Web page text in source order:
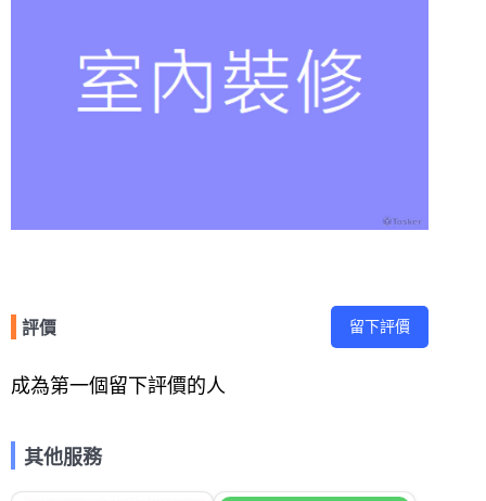
評價 留下評價
成為第一個留下評價的人
其他服務